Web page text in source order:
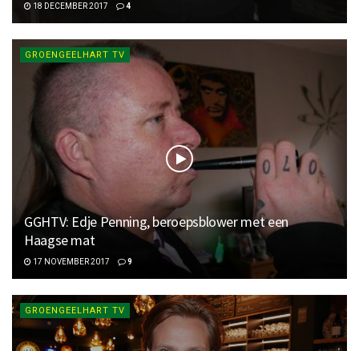
18 DECEMBER 2017 4
GROENGEELHART TV
GGHTV: Edje Penning, beroepsblower met een
Haagse mat
17 NOVEMBER 2017 9
GROENGEELHART TV